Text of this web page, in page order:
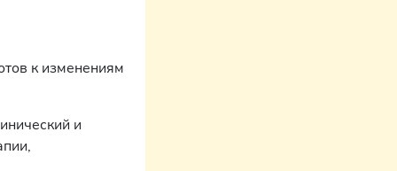
к изменениям
и